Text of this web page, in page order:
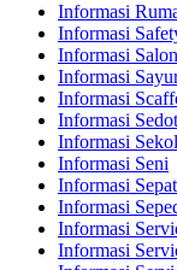
Informasi
Informasi
Informasi Salon
Informasi
Informasi
Informasi
Informasi
Informasi Seni
Informasi
Informasi
Informasi
Informasi